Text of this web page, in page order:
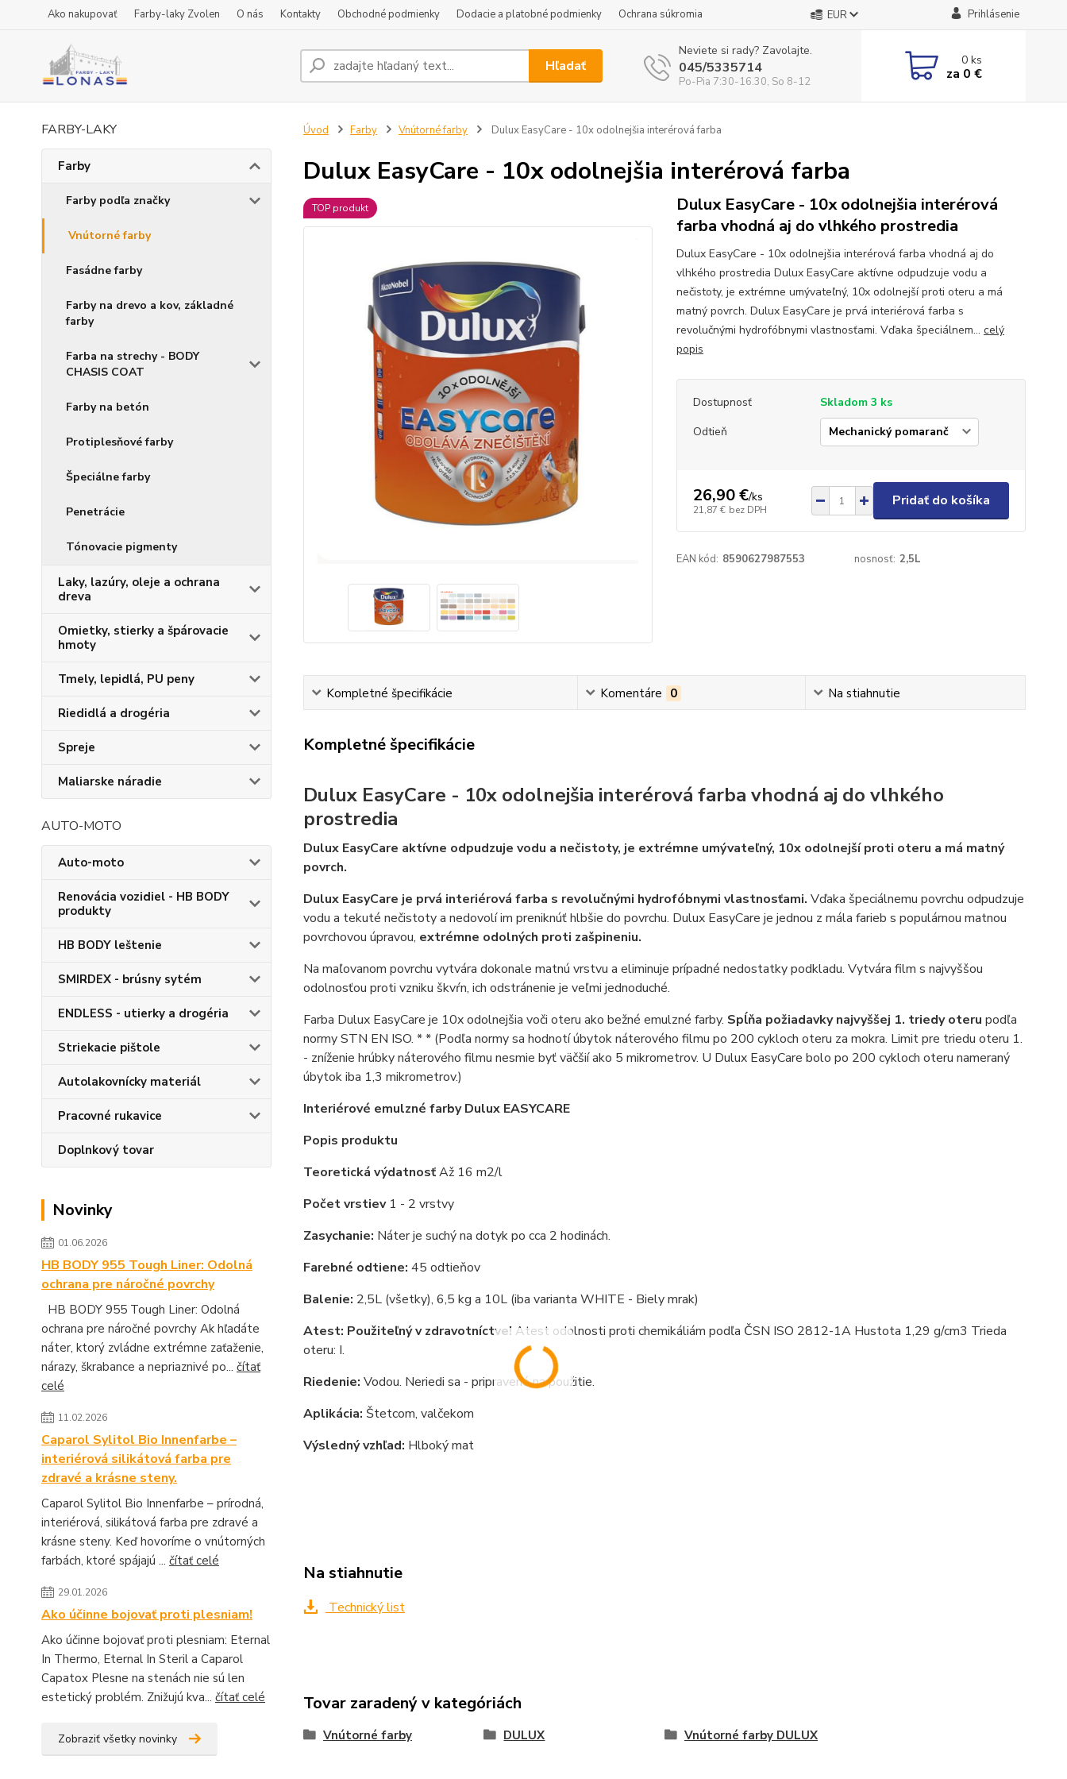
Ako nakupovať Farby-laky Zvolen O nás Kontakty Obchodné podmienky Dodacie a platobné podmienky Ochrana súkromia EUR Prihlásenie
Hľadať
Neviete si rady? Zavolajte.
045/5335714
Po-Pia 7:30-16.30, So 8-12
0ks
za 0 €
FARBY-LAKY
Farby
Farby podľa značky
Vnútorné farby
Fasádne farby
Farby na drevo a kov, základné
farby
Farba na strechy - BODY
CHASIS COAT
Farby na betón
Protiplesňové farby
Špeciálne farby
Penetrácie
Tónovacie pigmenty
Laky, lazúry, oleje a ochrana
dreva
Omietky, stierky a špárovacie
hmoty
Tmely, lepidlá, PU peny
Riedidlá a drogéria
Spreje
Maliarske náradie
AUTO-MOTO
Auto-moto
Renovácia vozidiel - HB BODY
produkty
HB BODY leštenie
SMIRDEX - brúsny sytém
ENDLESS - utierky a drogéria
Striekacie pištole
Autolakovnícky materiál
Pracovné rukavice
Doplnkový tovar
Novinky
01.06.2026
HB BODY 955 Tough Liner: Odolná
ochrana pre náročné povrchy
HB BODY 955 Tough Liner: Odolná
ochrana pre náročné povrchy Ak hľadáte
náter, ktorý zvládne extrémne zaťaženie,
nárazy, škrabance a nepriaznivé po... čítať
celé
11.02.2026
Caparol Sylitol Bio Innenfarbe –
interiérová silikátová farba pre
zdravé a krásne steny.
Caparol Sylitol Bio Innenfarbe – prírodná,
interiérová, silikátová farba pre zdravé a
krásne steny. Keď hovoríme o vnútorných
farbách, ktoré spájajú ... čítať celé
29.01.2026
Ako účinne bojovať proti plesniam!
Ako účinne bojovať proti plesniam: Eternal
In Thermo, Eternal In Steril a Caparol
Capatox Plesne na stenách nie sú len
estetický problém. Znižujú kva... čítať celé
Zobraziť všetky novinky
Úvod Farby Vnútorné farby Dulux EasyCare - 10x odolnejšia interérová farba
Dulux EasyCare - 10x odolnejšia interérová farba
TOP produkt
Dulux EasyCare - 10x odolnejšia interérová
farba vhodná aj do vlhkého prostredia
Dulux EasyCare - 10x odolnejšia interérová farba vhodná aj do
vlhkého prostredia Dulux EasyCare aktívne odpudzuje vodu a
nečistoty, je extrémne umývateľný, 10x odolnejší proti oteru a má
matný povrch. Dulux EasyCare je prvá interiérová farba s
revolučnými hydrofóbnymi vlastnosťami. Vďaka špeciálnem... celý
popis
Dostupnosť
Skladom 3 ks
Odtieň
26,90 €/ks
21,87 € bez DPH
Pridať do košíka
EAN kód: 8590627987553 nosnosť: 2,5L
Kompletné špecifikácie Komentáre 0 Na stiahnutie
Kompletné špecifikácie
Dulux EasyCare - 10x odolnejšia interérová farba vhodná aj do vlhkého
prostredia
Dulux EasyCare aktívne odpudzuje vodu a nečistoty, je extrémne umývateľný, 10x odolnejší proti oteru a má matný
povrch.
Dulux EasyCare je prvá interiérová farba s revolučnými hydrofóbnymi vlastnosťami. Vďaka špeciálnemu povrchu odpudzuje
vodu a tekuté nečistoty a nedovolí im preniknúť hlbšie do povrchu. Dulux EasyCare je jednou z mála farieb s populárnou matnou
povrchovou úpravou, extrémne odolných proti zašpineniu.
Na maľovanom povrchu vytvára dokonale matnú vrstvu a eliminuje prípadné nedostatky podkladu. Vytvára film s najvyššou
odolnosťou proti vzniku škvŕn, ich odstránenie je veľmi jednoduché.
Farba Dulux EasyCare je 10x odolnejšia voči oteru ako bežné emulzné farby. Spĺňa požiadavky najvyššej 1. triedy oteru podľa
normy STN EN ISO. * * (Podľa normy sa hodnotí úbytok náterového filmu po 200 cykloch oteru za mokra. Limit pre triedu oteru 1.
- zníženie hrúbky náterového filmu nesmie byť väčšií ako 5 mikrometrov. U Dulux EasyCare bolo po 200 cykloch oteru nameraný
úbytok iba 1,3 mikrometrov.)
Interiérové emulzné farby Dulux EASYCARE
Popis produktu
Teoretická výdatnosťAž 16 m2/l
Počet vrstiev1 - 2 vrstvy
Zasychanie: Náter je suchý na dotyk po cca 2 hodinách.
Farebné odtiene: 45 odtieňov
Balenie: 2,5L (všetky), 6,5 kg a 10L (iba varianta WHITE - Biely mrak)
Atest: Použiteľný v zdravotníctve! Atest odolnosti proti chemikáliám podľa ČSN ISO 2812-1A Hustota 1,29 g/cm3 Trieda
oteru: I.
Riedenie: Vodou. Neriedi sa - pripravené na použitie.
Aplikácia: Štetcom, valčekom
Výsledný vzhľad: Hlboký mat
Na stiahnutie
Technický list
Tovar zaradený v kategóriách
Vnútorné farby DULUX Vnútorné farby DULUX